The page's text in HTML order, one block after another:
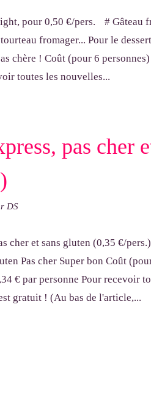
# Gâteau
fromager... Pour le
chère ! Coût (pour 6
toutes les nouvelles...
pas cher
DS
Pas cher Super bon Coût
€ par personne Pour recevoir
gratuit ! (Au bas de l'article,...